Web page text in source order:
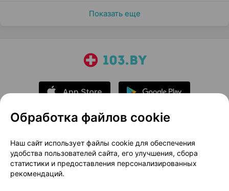
Показать еще
О проекте
Новости проекта
Размещение рекламы
Медицинский маркетинг
Публичный договор
Доставка
Обработка файлов cookie
Наш сайт использует файлы cookie для обеспечения
удобства пользователей сайта, его улучшения, сбора
статистики и предоставления персонализированных
рекомендаций.